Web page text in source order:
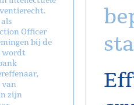
Officer
bij de
wordt
zijn